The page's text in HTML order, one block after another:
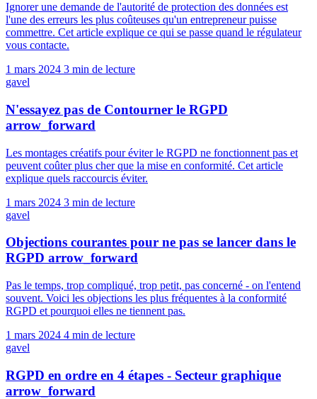
Ignorer une demande de l'autorité de protection des données est
l'une des erreurs les plus coûteuses qu'un entrepreneur puisse
commettre. Cet article explique ce qui se passe quand le régulateur
vous contacte.
1 mars 2024 3 min de lecture
gavel
N'essayez pas de Contourner le RGPD
arrow_forward
Les montages créatifs pour éviter le RGPD ne fonctionnent pas et
peuvent coûter plus cher que la mise en conformité. Cet article
explique quels raccourcis éviter.
1 mars 2024 3 min de lecture
gavel
Objections courantes pour ne pas se lancer dans le
RGPD arrow_forward
Pas le temps, trop compliqué, trop petit, pas concerné - on l'entend
souvent. Voici les objections les plus fréquentes à la conformité
RGPD et pourquoi elles ne tiennent pas.
1 mars 2024 4 min de lecture
gavel
RGPD en ordre en 4 étapes - Secteur graphique
arrow_forward